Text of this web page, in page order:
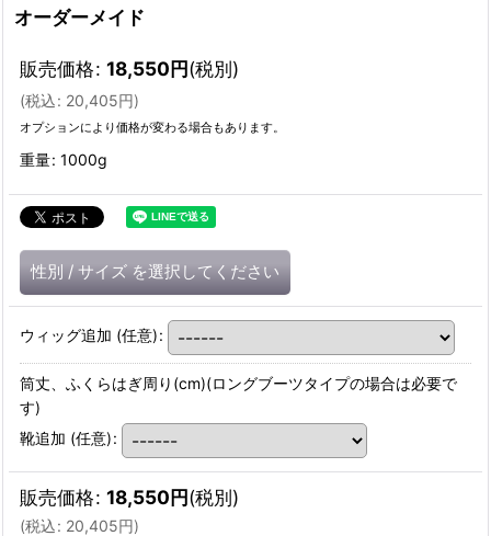
オーダーメイド
販売価格: 18,550円(税別)
(税込: 20,405円)
オプションにより価格が変わる場合もあります。
重量: 1000g
性別 / サイズ を選択してください
ウィッグ追加 (任意):
筒丈、ふくらはぎ周り(cm)(ロングブーツタイプの場合は必要で
す)
靴追加 (任意):
販売価格: 18,550円(税別)
(税込: 20,405円)